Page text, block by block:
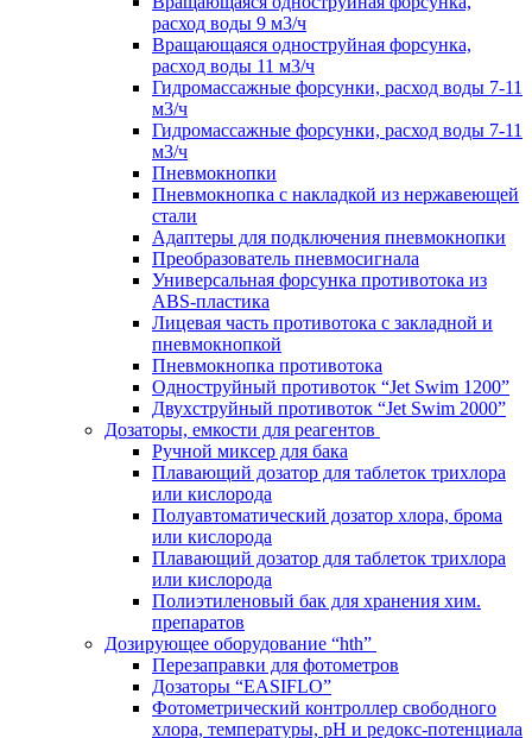
расход воды 9 м3/ч
Вращающаяся одноструйная форсунка,
расход воды 11 м3/ч
Гидромассажные форсунки, расход воды 7-11
м3/ч
Гидромассажные форсунки, расход воды 7-11
м3/ч
Пневмокнопки
Пневмокнопка с накладкой из нержавеющей
стали
Адаптеры для подключения пневмокнопки
Преобразователь пневмосигнала
Универсальная форсунка противотока из
ABS-пластика
Лицевая часть противотока с закладной и
пневмокнопкой
Пневмокнопка противотока
Одноструйный противоток “Jet Swim 1200”
Двухструйный противоток “Jet Swim 2000”
Дозаторы, емкости для реагентов
Ручной миксер для бака
Плавающий дозатор для таблеток трихлора
или кислорода
Полуавтоматический дозатор хлора, брома
или кислорода
Плавающий дозатор для таблеток трихлора
или кислорода
Полиэтиленовый бак для хранения хим.
препаратов
Дозирующее оборудование “hth”
Перезаправки для фотометров
Дозаторы “EASIFLO”
Фотометрический контроллер свободного
хлора, температуры, рН и редокс-потенциала